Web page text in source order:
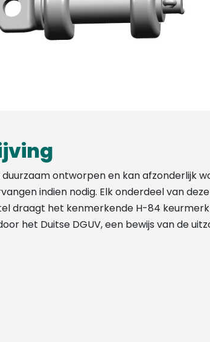
duurzaam ontworpen en kan afzonderlijk
indien nodig. Elk onderdeel van deze
draagt het kenmerkende H-84
het Duitse DGUV, een bewijs van de